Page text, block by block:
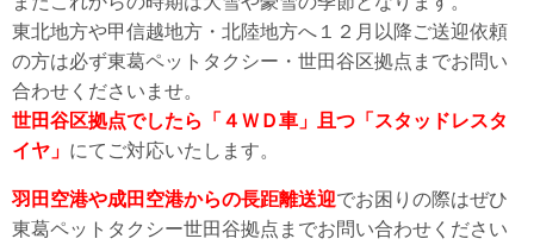
東北地方や甲信越地方・北陸地方へ１２月以降ご送迎依頼
の方は必ず東葛ペットタクシー・世田谷区拠点までお問い
合わせくださいませ。
世田谷区拠点でしたら「４ＷＤ車」且つ「スタッドレスタ
イヤ」 にてご対応いたします。
羽田空港や成田空港からの長距離送迎でお困りの際はぜひ
東葛ペットタクシー世田谷拠点までお問い合わせください